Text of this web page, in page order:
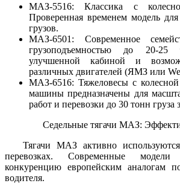
МАЗ-5516: Классика с
Проверенная временем модель
грузов.
МАЗ-6501: Современное
грузоподъемностью до 20-25
улучшенной кабиной и
различных двигателей (ЯМЗ или
МАЗ-6516: Тяжеловесы с
машины предназначены для
работ и перевозки до 30 тонн груза
Седельные тягачи МАЗ:
Тягачи МАЗ активно
перевозках. Современные модели
конкуренцию европейским аналогам
водителя.